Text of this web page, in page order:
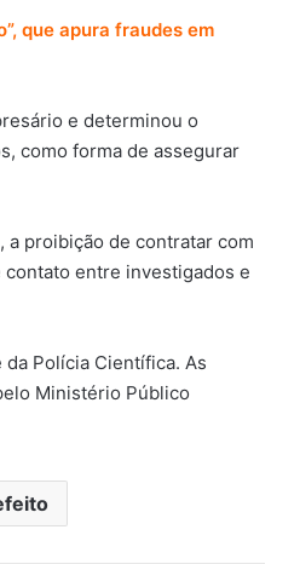
que apura fraudes em
e determinou o
como forma de assegurar
a proibição de contratar com
entre investigados e
Polícia Científica. As
Ministério Público